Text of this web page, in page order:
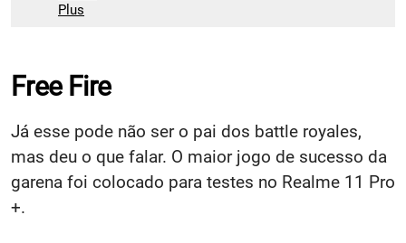
Plus
Free Fire
Já esse pode não ser o pai dos battle royales,
mas deu o que falar. O maior jogo de sucesso da
garena foi colocado para testes no Realme 11 Pro
+.